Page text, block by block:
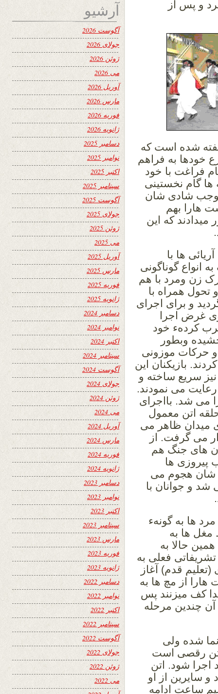
و پس از
شده است که
خودها به فراهم
فراغت با خود
گام نخستینی
موجب شادی شان
هارا بهم
که این
ها با
گوناگونی
زن ومرد با هم
تحول همراه با
و برای اجرای
غرض اجرا
کردهء خود
وبطور
حرکات موزونی
بازیکنان این
سریع ساخته و
می نمودند.
می شد. بااجرای
اتن معمول
میدان ظاهر می
می گرفت. از
های جنگ هم
پیروزی ها
شان هجوم می
شد و جوانان با
ها به گونهء
ها به
حالا به
فعلی به
قدم) آغاز
از مچ ها به
کف میزنند پس
چندین مرحله
شده ولی
اتن رقصی است
اجرا شود. اتن
و سایرین از او
ساعت ادامه
آرشیو
آگوست 2026
جولای 2026
ژوئن 2026
می 2026
آوریل 2026
مارس 2026
فوریه 2026
ژانویه 2026
دسامبر 2025
نوامبر 2025
اکتبر 2025
سپتامبر 2025
آگوست 2025
جولای 2025
ژوئن 2025
می 2025
آوریل 2025
مارس 2025
فوریه 2025
ژانویه 2025
دسامبر 2024
نوامبر 2024
اکتبر 2024
سپتامبر 2024
آگوست 2024
جولای 2024
ژوئن 2024
می 2024
آوریل 2024
مارس 2024
فوریه 2024
ژانویه 2024
دسامبر 2023
نوامبر 2023
اکتبر 2023
سپتامبر 2023
مارس 2023
فوریه 2023
ژانویه 2023
دسامبر 2022
نوامبر 2022
اکتبر 2022
سپتامبر 2022
آگوست 2022
جولای 2022
ژوئن 2022
می 2022